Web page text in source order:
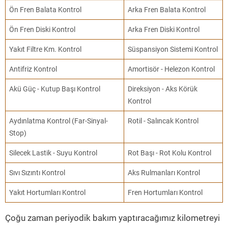
Ön Fren Balata Kontrol Arka Fren Balata Kontrol
Ön Fren Diski Kontrol Arka Fren Diski Kontrol
Yakıt Filtre Km. Kontrol Süspansiyon Sistemi Kontrol
Antifriz Kontrol Amortisör - Helezon Kontrol
Akü Güç - Kutup Başı Kontrol
Direksiyon - Aks Körük
Kontrol
Aydınlatma Kontrol (Far-Sinyal-
Stop)
Rotil - Salıncak Kontrol
Silecek Lastik - Suyu Kontrol Rot Başı - Rot Kolu Kontrol
Sıvı Sızıntı Kontrol Aks Rulmanları Kontrol
Yakıt Hortumları Kontrol Fren Hortumları Kontrol
Çoğu zaman periyodik bakım yaptıracağımız kilometreyi